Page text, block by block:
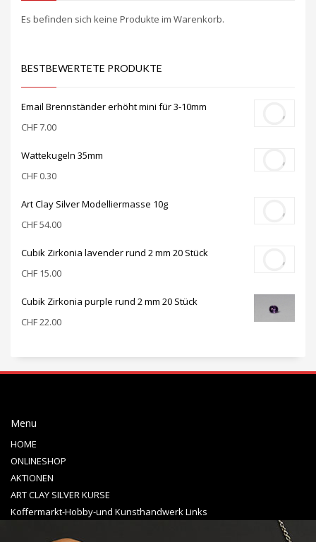
Es befinden sich keine Produkte im Warenkorb.
BESTBEWERTETE PRODUKTE
Email Brennständer erhöht mini für 3-10mm
CHF7.00
Wattekugeln 35mm
CHF 0.30
Art Clay Silver Modelliermasse 10g
CHF54.00
Cubik Zirkonia lavender rund 2 mm 20 Stück
CHF 15.00
Cubik Zirkonia purple rund 2 mm 20 Stück
CHF22.00
Menu
HOME
ONLINESHOP
AKTIONEN
ART CLAY SILVER KURSE
Koffermarkt-Hobby-und Kunsthandwerk Links